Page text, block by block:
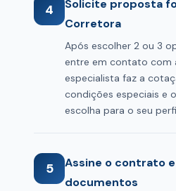
4
Solicite proposta
Corretora
Após escolher 2 ou 3
entre em contato com
especialista faz a
condições especiais e
escolha para o seu
5
Assine o contrato
documentos